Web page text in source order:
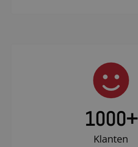
1000+
Klanten